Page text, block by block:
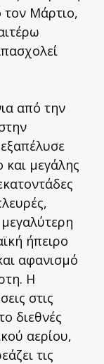
τον Μάρτιο,
από την
και μεγάλης
ήπειρο
αφανισμό
Η
στις
διεθνές
αερίου,
τις